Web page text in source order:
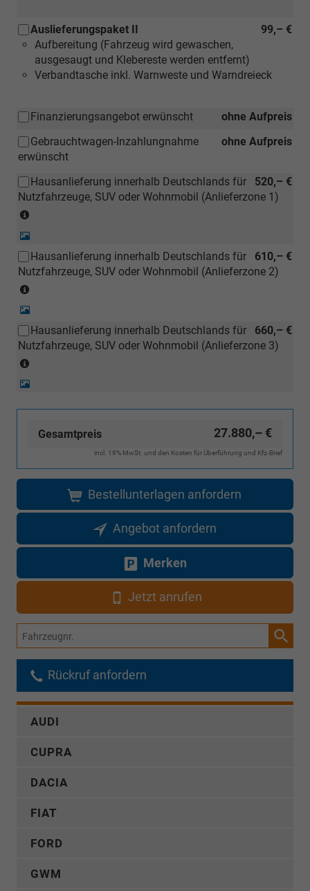
99,– €
Auslieferungspaket II
Aufbereitung (Fahrzeug wird gewaschen,
ausgesaugt und Klebereste werden entfernt)
Verbandtasche inkl. Warnweste und Warndreieck
ohne Aufpreis
Finanzierungsangebot erwünscht
ohne Aufpreis
Gebrauchtwagen-Inzahlungnahme
erwünscht
520,– €
Hausanlieferung innerhalb Deutschlands für
Nutzfahrzeuge, SUV oder Wohnmobil (Anlieferzone 1)
(ausgenommen
Inselanlieferungen)
610,– €
Hausanlieferung innerhalb Deutschlands für
Nutzfahrzeuge, SUV oder Wohnmobil (Anlieferzone 2)
(ausgenommen
Inselanlieferungen)
660,– €
Hausanlieferung innerhalb Deutschlands für
Nutzfahrzeuge, SUV oder Wohnmobil (Anlieferzone 3)
(ausgenommen
Gesamtpreis 27.880,– €
incl. 19% MwSt. und den Kosten für Überführung und Kfz-Brief
Bestellunterlagen anfordern
Angebot anfordern
Merken
Jetzt anrufen
Fahrzeugnr.
Rückruf anfordern
AUDI
CUPRA
DACIA
FIAT
FORD
GWM